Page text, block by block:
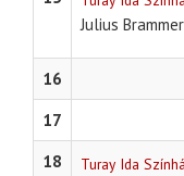
Julius
16
17
18
Turay Ida